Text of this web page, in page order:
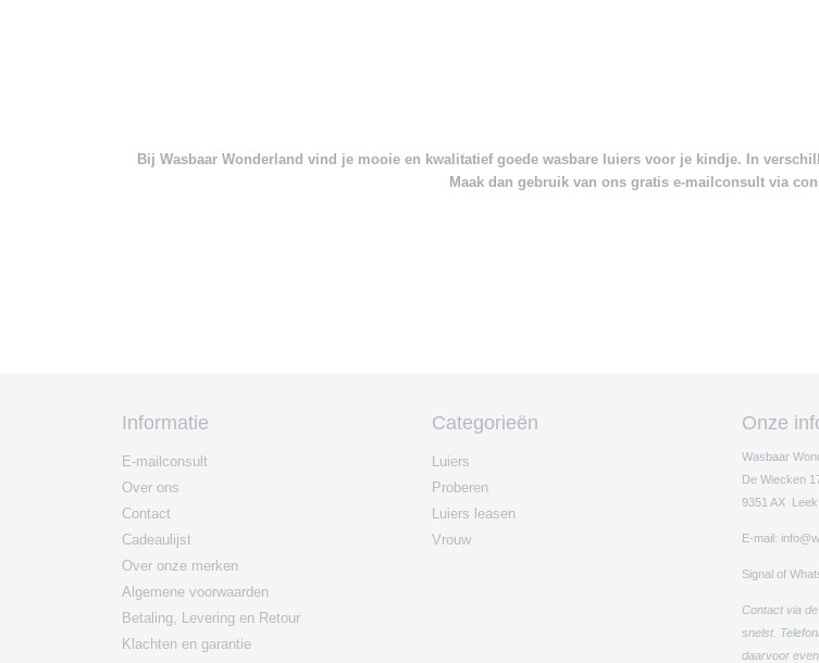
Bij Wasbaar Wonderland vind je mooie en kwalitatief goede wasbare luiers voor je kindje. In
Maak dan gebruik van ons gratis e-mailconsult via
Informatie
E-mailconsult
Over ons
Contact
Cadeaulijst
Over onze merken
Algemene voorwaarden
Betaling, Levering en Retour
Klachten en garantie
Categorieën
Luiers
Proberen
Luiers leasen
Vrouw
Onze
Wasbaar
De Wiecken
9351 AX Leek
E-mail:
Signal of
Contact via
snelst.
daarvoor